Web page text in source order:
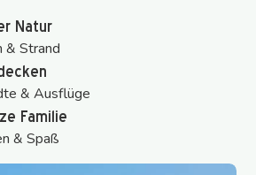
Natur
& Strand
& Ausflüge
Familie
& Spaß